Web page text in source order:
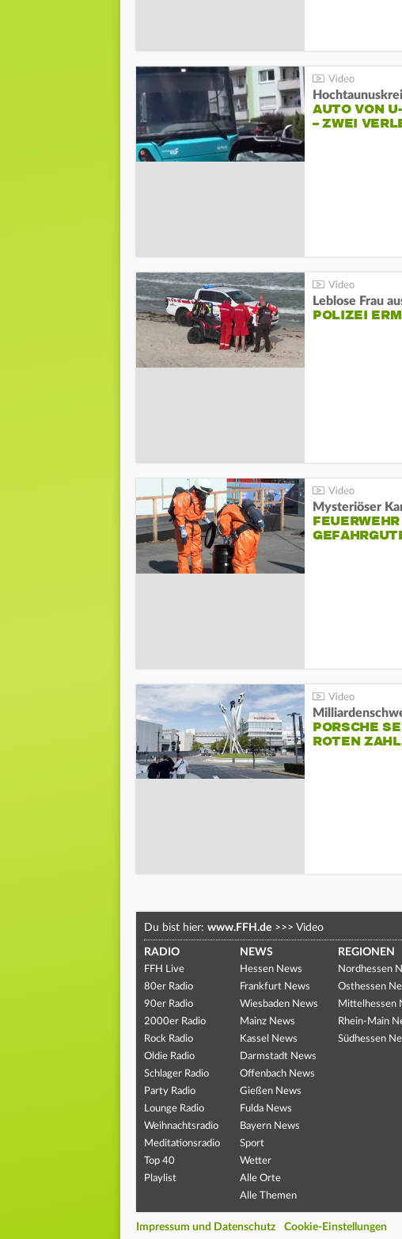
AUTO VON
– ZWEI
Leblose Frau
POLIZEI
Mysteriöser
PORSCHE
ROTEN
Du bist hier: www.FFH.de >>> Video
RADIO
FFH Live
80er Radio
90er Radio
2000er Radio
Rock Radio
Oldie Radio
Schlager Radio
Party Radio
Lounge Radio
Weihnachtsradio
Meditationsradio
Top 40
Playlist
NEWS
Hessen News
Frankfurt News
Wiesbaden News
Mainz News
Kassel News
Darmstadt News
Offenbach News
Gießen News
Fulda News
Bayern News
Sport
Wetter
Alle Orte
Alle Themen
REGIONEN
Nordhessen
Osthessen
Mittelhessen
Rhein-Main
Südhessen
Impressum und Datenschutz Cookie-Einstellungen